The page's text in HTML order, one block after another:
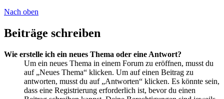
Nach oben
Beiträge schreiben
Wie erstelle ich ein neues Thema oder eine Antwort?
Um ein neues Thema in einem Forum zu eröffnen, musst du
auf „Neues Thema“ klicken. Um auf einen Beitrag zu
antworten, musst du auf „Antworten“ klicken. Es könnte sein,
dass eine Registrierung erforderlich ist, bevor du einen